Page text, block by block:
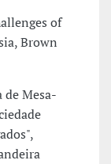
of
Brown
de Mesa-